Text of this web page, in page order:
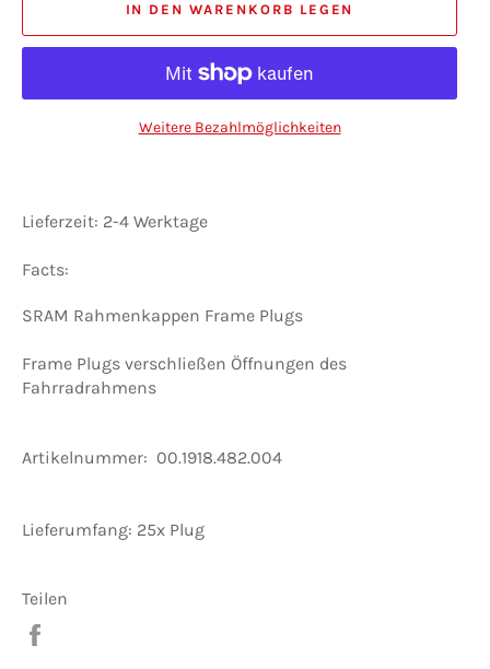
IN DEN WARENKORB LEGEN
Weitere Bezahlmöglichkeiten
Lieferzeit: 2-4 Werktage
Facts:
SRAM Rahmenkappen Frame Plugs
Frame Plugs verschließen Öffnungen des
Fahrradrahmens
Artikelnummer: 00.1918.482.004
Lieferumfang: 25x Plug
Teilen